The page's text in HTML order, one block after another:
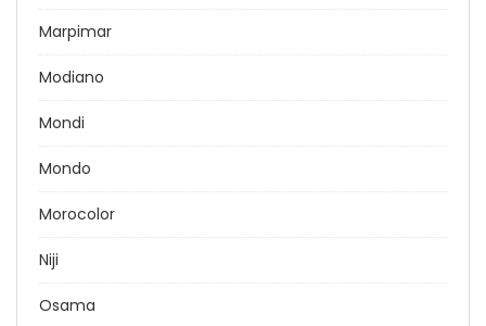
Marpimar
Modiano
Mondi
Mondo
Morocolor
Niji
Osama